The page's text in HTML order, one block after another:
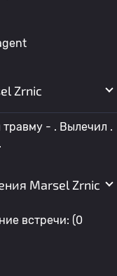
Zrnic
- . Вылечил .
Marsel Zrnic
встречи: (0